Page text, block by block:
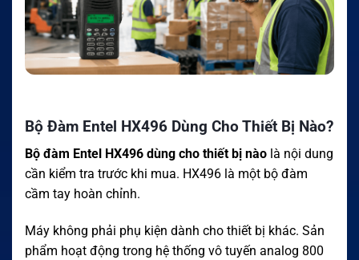
Bộ Đàm Entel HX496 Dùng Cho Thiết Bị Nào?
Bộ đàm Entel HX496 dùng cho thiết bị nào là nội dung
cần kiểm tra trước khi mua. HX496 là một bộ đàm
cầm tay hoàn chỉnh.
Máy không phải phụ kiện dành cho thiết bị khác. Sản
phẩm hoạt động trong hệ thống vô tuyến analog 800